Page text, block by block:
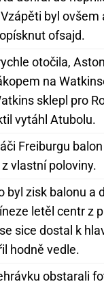
byl ovšem
ofsajd.
otočila,
na
sklepl pro
vytáhl Atubolu.
Freiburgu
vlastní poloviny.
byl zisk balonu a
letěl centr z
sice dostal k
hodně vedle.
obstarali